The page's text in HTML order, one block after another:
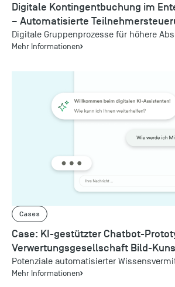
Digitale Kontingentbuchung im
– Automatisierte
Wachstumstreiber
Digitale Gruppenprozesse für höhere
Mehr Informationen
Cases
Case: KI-gestützter Chatbot-
Verwertungsgesellschaft Bild-
Potenziale automatisierter
Mehr Informationen